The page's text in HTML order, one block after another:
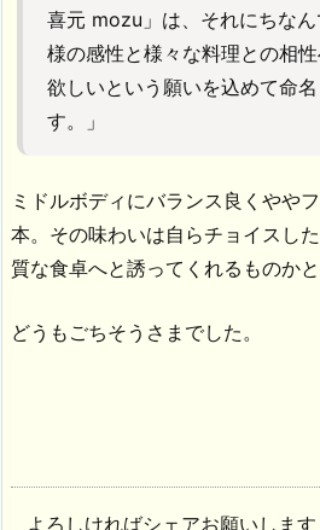
喜元 mozu」は、それにちな
様の感性と様々な料理との相
欲しいという願いを込めて命
す。」
ミドルボディにバランス良くやや
本。その味わいは自らチョイスし
質な食卓へと誘ってくれるものかと
どうもごちそうさまでした。
よろしければシェアお願いします